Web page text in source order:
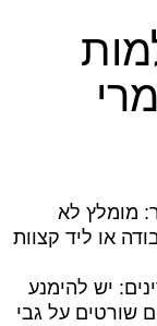
מומלץ לא
או ליד קצוות
יש להימנע
שורטים על גבי